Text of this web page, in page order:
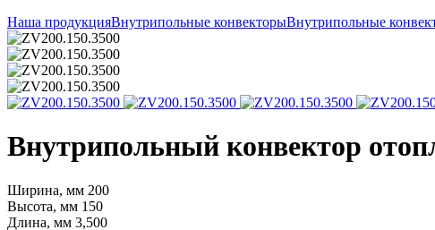
Наша продукцияВнутрипольные конвекторыВнутрипольные
Внутрипольный конвектор
Ширина, мм 200
Высота, мм 150
Длина, мм 3,500